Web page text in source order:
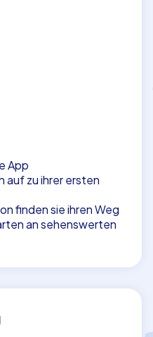
App
auf zu ihrer ersten
finden sie ihren Weg
an sehenswerten